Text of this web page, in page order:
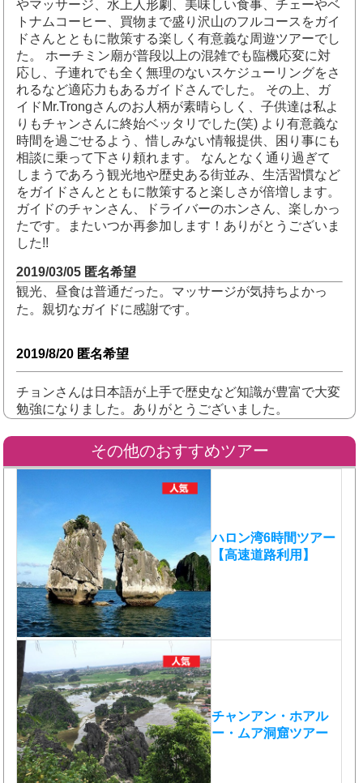
やマッサージ、水上人形劇、美味しい食事、チェーやベ
トナムコーヒー、買物まで盛り沢山のフルコースをガイ
ドさんとともに散策する楽しく有意義な周遊ツアーでし
た。 ホーチミン廟が普段以上の混雑でも臨機応変に対
応し、子連れでも全く無理のないスケジューリングをさ
れるなど適応力もあるガイドさんでした。 その上、ガ
イドMr.Trongさんのお人柄が素晴らしく、子供達は私よ
りもチャンさんに終始ベッタリでした(笑) より有意義な
時間を過ごせるよう、惜しみない情報提供、困り事にも
相談に乗って下さり頼れます。 なんとなく通り過ぎて
しまうであろう観光地や歴史ある街並み、生活習慣など
をガイドさんとともに散策すると楽しさが倍増します。
ガイドのチャンさん、ドライバーのホンさん、楽しかっ
たです。またいつか再参加します！ありがとうございま
した!!
2019/03/05 匿名希望
観光、昼食は普通だった。マッサージが気持ちよかっ
た。親切なガイドに感謝です。
2019/8/20 匿名希望
チョンさんは日本語が上手で歴史など知識が豊富で大変
勉強になりました。ありがとうございました。
その他のおすすめツアー
ハロン湾6時間ツアー
【高速道路利用】
チャンアン・ホアル
ー・ムア洞窟ツアー